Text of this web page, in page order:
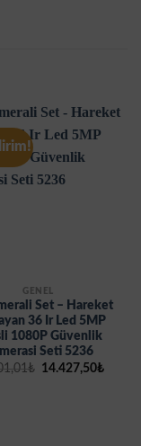
GENEL
Set – Hareket
36 Ir Led 5MP
1080P Güvenlik
Seti 5236
₺ Orijinal
14.427,50₺Şu